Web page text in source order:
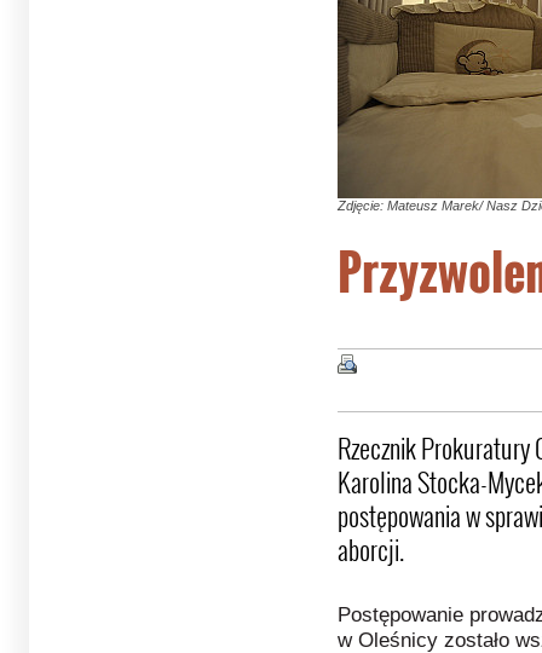
Zdjęcie: Mateusz Marek/ Nasz
Rzecznik Prokuratury
Karolina Stocka-
postępowania w
aborcji.
Postępowanie
w Oleśnicy zostało